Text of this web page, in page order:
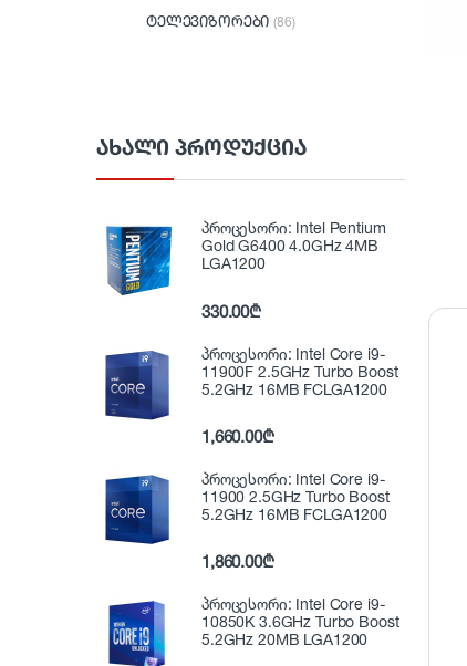
ტელევიზორები(86)
ᲐᲮᲐᲚᲘ ᲞᲠᲝᲓᲣᲥᲪᲘᲐ
პროცესორი: Intel Pentium
Gold G6400 4.0GHz 4MB
LGA1200
330.00₾
პროცესორი: Intel Core i9-
11900F 2.5GHz Turbo Boost
5.2GHz 16MB FCLGA1200
1,660.00₾
პროცესორი: Intel Core i9-
11900 2.5GHz Turbo Boost
5.2GHz 16MB FCLGA1200
1,860.00₾
პროცესორი: Intel Core i9-
10850K 3.6GHz Turbo Boost
5.2GHz 20MB LGA1200